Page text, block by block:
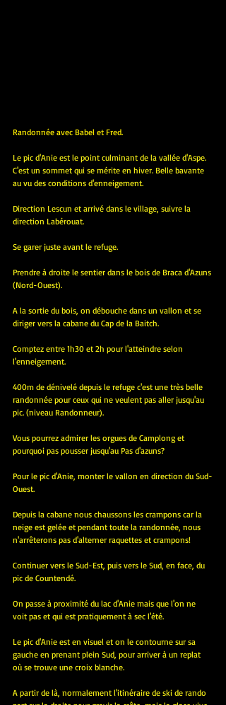
Randonnée avec Babel et Fred.
Le pic d'Anie est le point culminant de la vallée d'Aspe.
C'est un sommet qui se mérite en hiver. Belle bavante
au vu des conditions d'enneigement.
Direction Lescun et arrivé dans le village, suivre la
direction Labérouat.
Se garer juste avant le refuge.
Prendre à droite le sentier dans le bois de Braca d'Azuns
(Nord-Ouest).
A la sortie du bois, on débouche dans un vallon et se
diriger vers la cabane du Cap de la Baitch.
Comptez entre 1h30 et 2h pour l'atteindre selon
l'enneigement.
400m de dénivelé depuis le refuge c'est une très belle
randonnée pour ceux qui ne veulent pas aller jusqu'au
pic. (niveau Randonneur).
Vous pourrez admirer les orgues de Camplong et
pourquoi pas pousser jusqu'au Pas d'azuns?
Pour le pic d'Anie, monter le vallon en direction du Sud-
Ouest.
Depuis la cabane nous chaussons les crampons car la
neige est gelée et pendant toute la randonnée, nous
n'arrêterons pas d'alterner raquettes et crampons!
Continuer vers le Sud-Est, puis vers le Sud, en face, du
pic de Countendé.
On passe à proximité du lac d'Anie mais que l'on ne
voit pas et qui est pratiquement à sec l'été.
Le pic d'Anie est en visuel et on le contourne sur sa
gauche en prenant plein Sud, pour arriver à un replat
où se trouve une croix blanche.
A partir de là, normalement l'itinéraire de ski de rando